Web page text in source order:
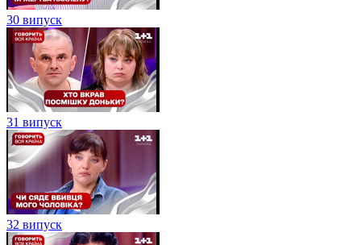
30 випуск
31 випуск
32 випуск